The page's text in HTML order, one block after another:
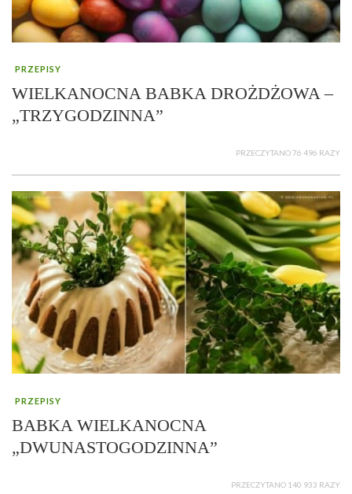
PRZEPISY
WIELKANOCNA BABKA DROŻDŻOWA –
„TRZYGODZINNA”
PRZECZYTANO 76 496 RAZY
PRZEPISY
BABKA WIELKANOCNA
„DWUNASTOGODZINNA”
PRZECZYTANO 140 933 RAZY